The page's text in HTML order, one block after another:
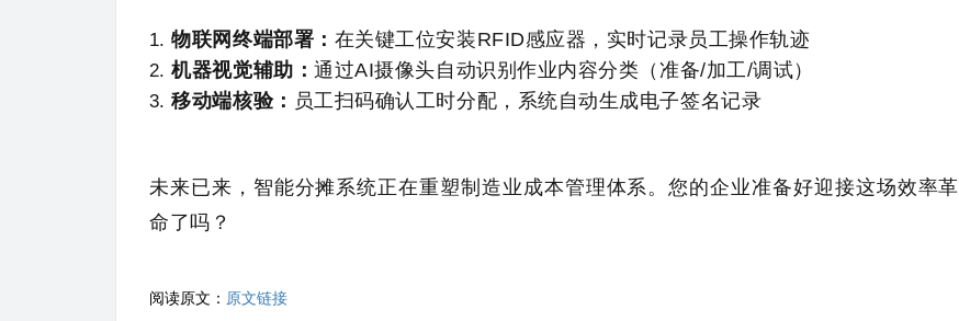
物联网终端部署： 在关键工位安装RFID感应器，实时记录员工操作轨迹
机器视觉辅助：通过AI摄像头自动识别作业内容分类（准备/加工/调试）
移动端核验： 员工扫码确认工时分配，系统自动生成电子签名记录
未来已来，智能分摊系统正在重塑制造业成本管理体系。您的企业准备好迎接这场效率革
命了吗？
阅读原文： 原文链接